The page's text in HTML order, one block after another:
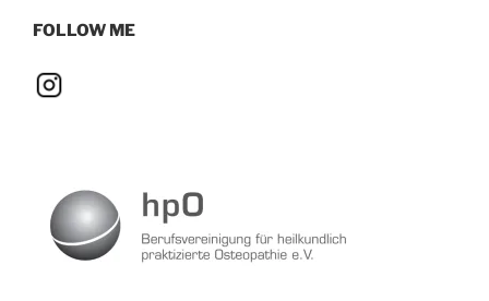
FOLLOW ME